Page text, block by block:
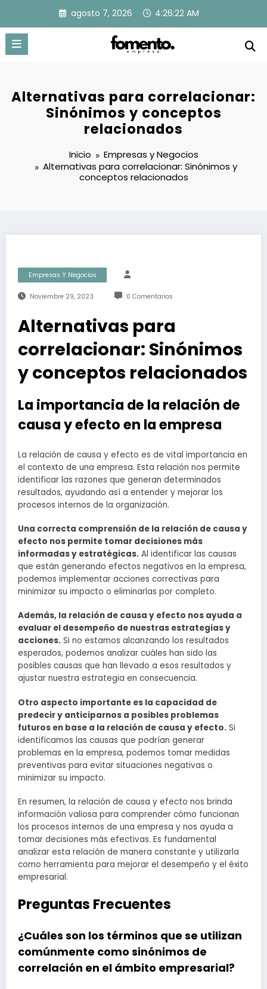
contenido
agosto 7, 2026 4:26:23 AM
Alternativas para correlacionar:
Sinónimos y conceptos
relacionados
Inicio
Empresas y Negocios
Alternativas para correlacionar: Sinónimos y
conceptos relacionados
Empresas Y Negocios
Noviembre 29, 2023 0 Comentarios
Alternativas para
correlacionar: Sinónimos
y conceptos relacionados
La importancia de la relación de
causa y efecto en la empresa
La relación de causa y efecto es de vital importancia en
el contexto de una empresa. Esta relación nos permite
identificar las razones que generan determinados
resultados, ayudando así a entender y mejorar los
procesos internos de la organización.
Una correcta comprensión de la relación de causa y
efecto nos permite tomar decisiones más
informadas y estratégicas. Al identificar las causas
que están generando efectos negativos en la empresa,
podemos implementar acciones correctivas para
minimizar su impacto o eliminarlas por completo.
Además, la relación de causa y efecto nos ayuda a
evaluar el desempeño de nuestras estrategias y
acciones. Si no estamos alcanzando los resultados
esperados, podemos analizar cuáles han sido las
posibles causas que han llevado a esos resultados y
ajustar nuestra estrategia en consecuencia.
Otro aspecto importante es la capacidad de
predecir y anticiparnos a posibles problemas
futuros en base a la relación de causa y efecto. Si
identificamos las causas que podrían generar
problemas en la empresa, podemos tomar medidas
preventivas para evitar situaciones negativas o
minimizar su impacto.
En resumen, la relación de causa y efecto nos brinda
información valiosa para comprender cómo funcionan
los procesos internos de una empresa y nos ayuda a
tomar decisiones más efectivas. Es fundamental
analizar esta relación de manera constante y utilizarla
como herramienta para mejorar el desempeño y el éxito
empresarial.
Preguntas Frecuentes
¿Cuáles son los términos que se utilizan
comúnmente como sinónimos de
correlación en el ámbito empresarial?